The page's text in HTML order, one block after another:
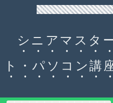
90日チャレンジ！シニアのため
シニアマスタ
ト・パソコン講